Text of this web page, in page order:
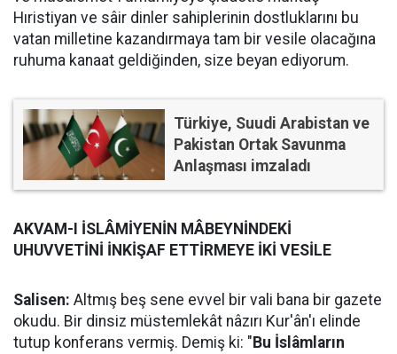
Hıristiyan ve sâir dinler sahiplerinin dostluklarını bu
vatan milletine kazandırmaya tam bir vesile olacağına
ruhuma kanaat geldiğinden, size beyan ediyorum.
Türkiye, Suudi Arabistan ve
Pakistan Ortak Savunma
Anlaşması imzaladı
AKVAM-I İSLÂMİYENİN MÂBEYNİNDEKİ
UHUVVETİNİ İNKİŞAF ETTİRMEYE İKİ VESİLE
Salisen: Altmış beş sene evvel bir vali bana bir gazete
okudu. Bir dinsiz müstemlekât nâzırı Kur'ân'ı elinde
tutup konferans vermiş. Demiş ki: " Bu İslâmların